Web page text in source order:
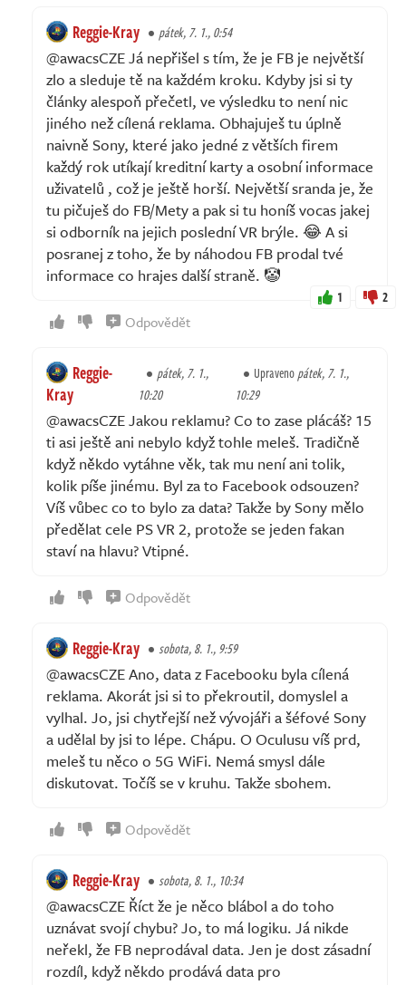
Reggie-Kray pátek, 7. 1., 0:54
@awacsCZE Já nepřišel s tím, že je FB je největší
zlo a sleduje tě na každém kroku. Kdyby jsi si ty
články alespoň přečetl, ve výsledku to není nic
jiného než cílená reklama. Obhajuješ tu úplně
naivně Sony, které jako jedné z větších firem
každý rok utíkají kreditní karty a osobní informace
uživatelů , což je ještě horší. Největší sranda je, že
tu pičuješ do FB/Mety a pak si tu honíš vocas jakej
si odborník na jejich poslední VR brýle. 😂 A si
posranej z toho, že by náhodou FB prodal tvé
informace co hrajes další straně. 🤡
1 2
Odpovědět
Reggie-
Kray
pátek, 7. 1.,
10:20
Upravenopátek, 7. 1.,
10:29
@awacsCZE Jakou reklamu? Co to zase plácáš? 15
ti asi ještě ani nebylo když tohle meleš. Tradičně
když někdo vytáhne věk, tak mu není ani tolik,
kolik píše jinému. Byl za to Facebook odsouzen?
Víš vůbec co to bylo za data? Takže by Sony mělo
předělat cele PS VR 2, protože se jeden fakan
staví na hlavu? Vtipné.
Odpovědět
Reggie-Kray sobota, 8. 1., 9:59
@awacsCZE Ano, data z Facebooku byla cílená
reklama. Akorát jsi si to překroutil, domyslel a
vylhal. Jo, jsi chytřejší než vývojáři a šéfové Sony
a udělal by jsi to lépe. Chápu. O Oculusu víš prd,
meleš tu něco o 5G WiFi. Nemá smysl dále
diskutovat. Točíš se v kruhu. Takže sbohem.
Odpovědět
Reggie-Kray sobota, 8. 1., 10:34
@awacsCZE Říct že je něco blábol a do toho
uznávat svojí chybu? Jo, to má logiku. Já nikde
neřekl, že FB neprodával data. Jen je dost zásadní
rozdíl, když někdo prodává data pro